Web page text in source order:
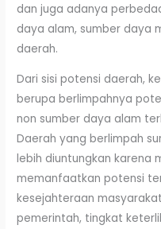
dan juga adanya
daya alam, sumber daya
daerah.
Dari sisi potensi daerah,
berupa berlimpahnya
non sumber daya alam
Daerah yang berlimpah
lebih diuntungkan karena
memanfaatkan potensi
kesejahteraan
pemerintah, tingkat